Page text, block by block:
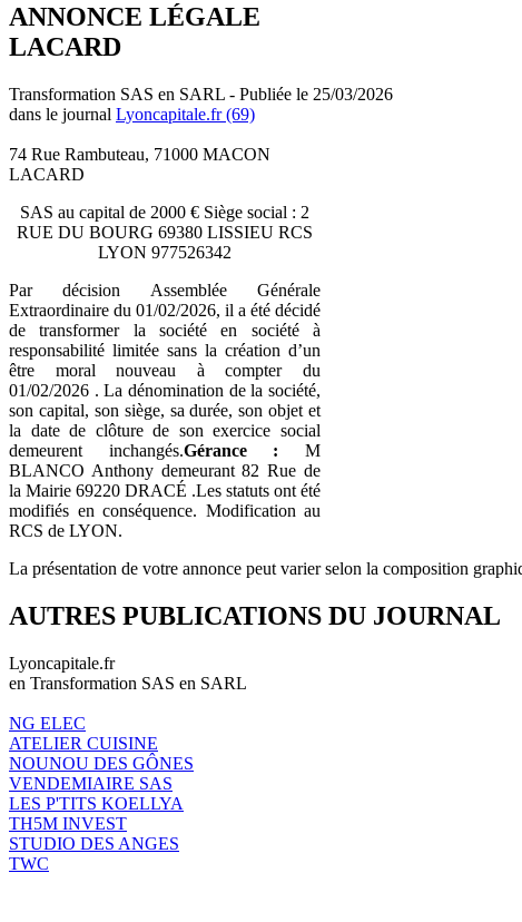
ANNONCE LÉGALE
LACARD
Transformation SAS en SARL - Publiée le 25/03/2026
dans le journal Lyoncapitale.fr (69)
74 Rue Rambuteau, 71000 MACON
LACARD
SAS au capital de 2000 € Siège social : 2
RUE DU BOURG 69380 LISSIEU RCS
LYON 977526342
Par décision Assemblée Générale
Extraordinaire du 01/02/2026, il a été décidé
de transformer la société en société à
responsabilité limitée sans la création d’un
être moral nouveau à compter du
01/02/2026 . La dénomination de la société,
son capital, son siège, sa durée, son objet et
la date de clôture de son exercice social
demeurent inchangés.Gérance : M
BLANCO Anthony demeurant 82 Rue de
la Mairie 69220 DRACÉ .Les statuts ont été
modifiés en conséquence. Modification au
RCS de LYON.
La présentation de votre annonce peut varier selon la composition
AUTRES PUBLICATIONS DU JOURNAL
Lyoncapitale.fr
en Transformation SAS en SARL
NG ELEC
ATELIER CUISINE
NOUNOU DES GÔNES
VENDEMIAIRE SAS
LES P'TITS KOELLYA
TH5M INVEST
STUDIO DES ANGES
TWC